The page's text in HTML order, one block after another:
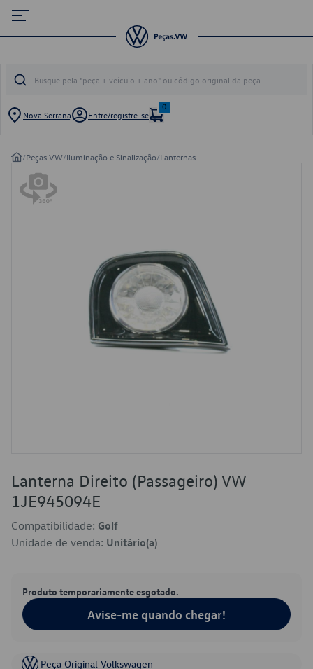
Nova Serrana Entre/registre-se
0
/Peças VW/Iluminação e Sinalização/Lanternas
Lanterna Direito (Passageiro) VW
1JE945094E
Compatibilidade: Golf
Unidade de venda: Unitário(a)
Produto temporariamente esgotado.
Avise-me quando chegar!
Peça Original Volkswagen